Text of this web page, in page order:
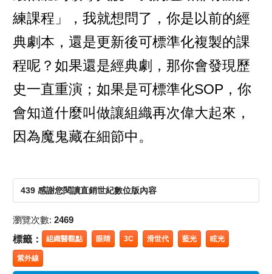
練課程」，我就想問了，你是以前的經
典劇本，還是更新後可標準化複製的課
程呢？如果還是經典劇，那你會發現歷
史一直重演；如果是可標準化SOP，你
會知道什麼叫做讓組織再次偉大起來，
因為魔鬼藏在細節中。
439 感謝您閱讀直銷世紀數位版內容
瀏覽次數: 2469
標籤： 組織醫觀點 眼睛 3C 滑世代 藍光 眩光
紫外線